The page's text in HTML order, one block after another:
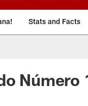
Stats and Facts
Número